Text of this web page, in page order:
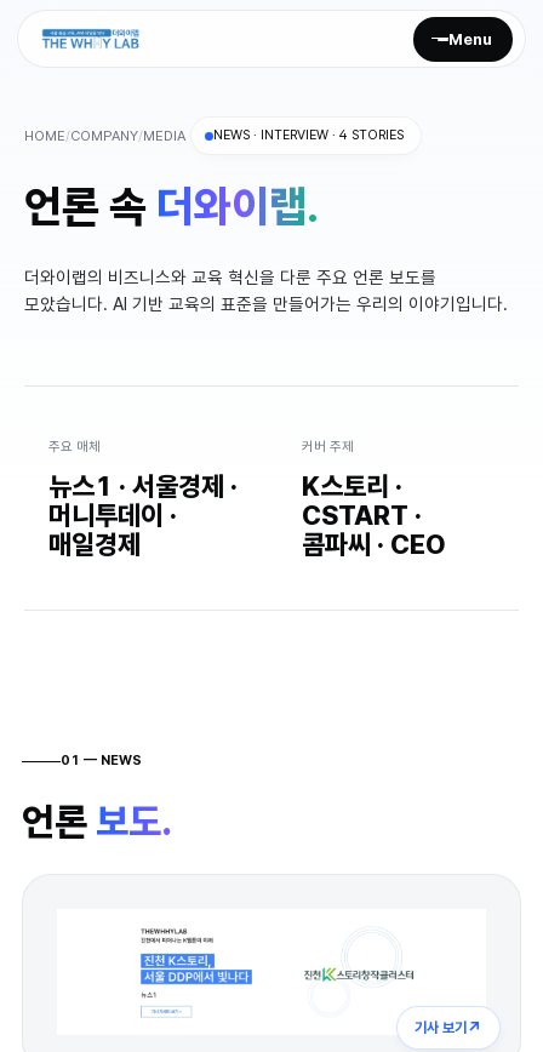
Menu
Mission
AI HRD
AI HRD
Open K
AI 진로·탐구
AI 교육 프로그램
스쿨임팩트랩
HOME/COMPANY/MEDIA NEWS · INTERVIEW · 4 STORIES
언론 속 더와이랩.
더와이랩의 비즈니스와 교육 혁신을 다룬 주요 언론 보도를
모았습니다. AI 기반 교육의 표준을 만들어가는 우리의 이야기입니다.
주요 매체
뉴스1 · 서울경제 ·
머니투데이 ·
매일경제
커버 주제
K스토리 ·
CSTART ·
콤파씨 · CEO
01 — NEWS
언론 보도.
기사 보기 ↗